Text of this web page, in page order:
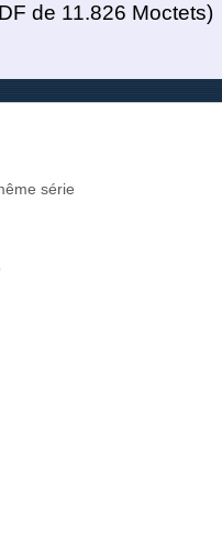
de 11.826 Moctets)
série